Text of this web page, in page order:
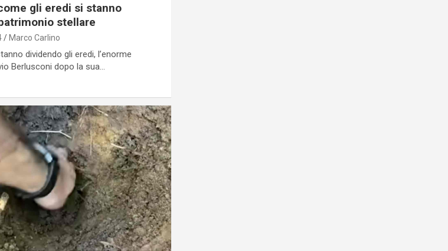
gli eredi si stanno
stellare
Marco Carlino
dividendo gli eredi, l’enorme
Berlusconi dopo la sua…